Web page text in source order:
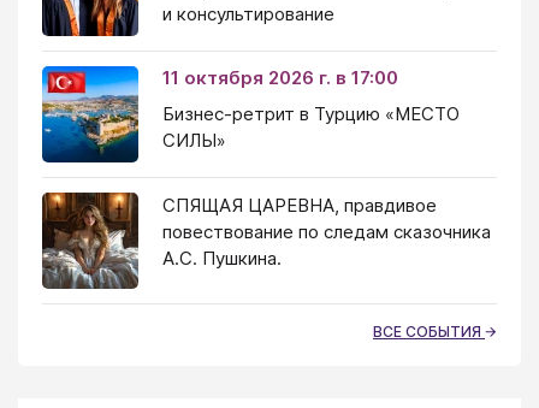
и консультирование
11 октября 2026 г. в 17:00
Бизнес-ретрит в Турцию «МЕСТО
СИЛЫ»
СПЯЩАЯ ЦАРЕВНА, правдивое
повествование по следам сказочника
А.С. Пушкина.
ВСЕ СОБЫТИЯ